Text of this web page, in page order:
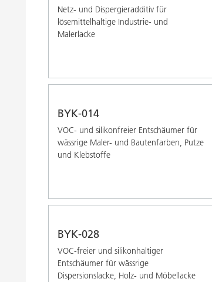
Netz- und Dispergieradditiv für
lösemittelhaltige Industrie- und
Malerlacke
BYK-014
VOC- und silikonfreier Entschäumer für
wässrige Maler- und Bautenfarben, Putze
und Klebstoffe
BYK-028
VOC-freier und silikonhaltiger
Entschäumer für wässrige
Dispersionslacke, Holz- und Möbellacke